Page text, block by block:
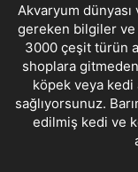
Akvaryum
gereken bilgiler ve
3000 çeşit türün
shoplara
köpek veya kedi
sağlıyorsunuz.
edilmiş kedi ve